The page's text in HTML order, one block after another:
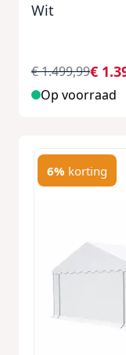
Wit
€
€ 1.499,99
Op voorraad
6% korting